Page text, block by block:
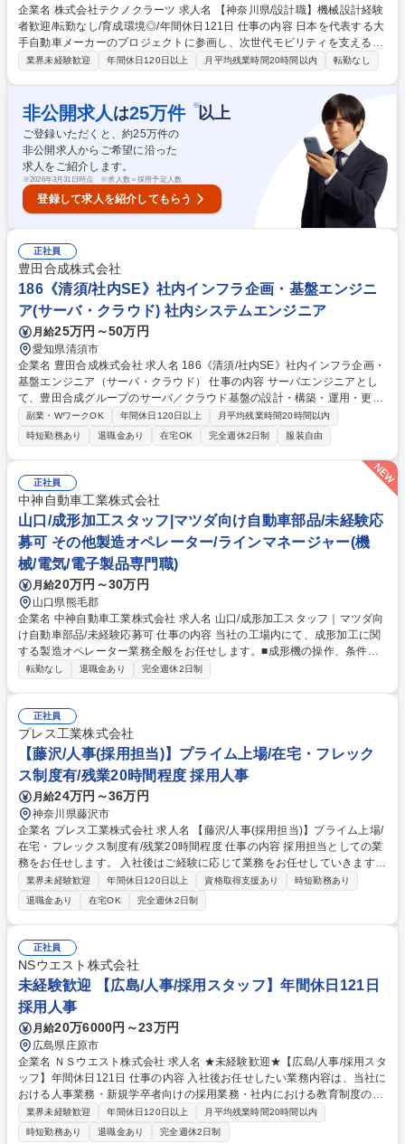
企業名 株式会社テクノクラーツ 求人名 【神奈川県/設計職】機械設計経験
者歓迎/転勤なし/育成環境◎/年間休日121日 仕事の内容 日本を代表する大
手自動車メーカーのプロジェクトに参画し、次世代モビリティを支える自
動車部品の設計開発、またはソフトウェア設計をお任せします。ご経験を
体・機構設計）：ドア/エンジン/ボディ周辺などの構想設計～詳細設計※
使用ツール：NX、CATIA V5など（イチからの設計） ■ソフトウェア・制
御設計：車載ソフトウェアの仕様検討 ・サプライヤーが作成した仕様書の
レビュー、評価、品質チェック ■CAE解析：衝突シミュレーションや強度
解析を用いた問題点の抽出 ・設計部門へのフィードバックや改善提案 募
集職種 【神奈川県/設計職】機械設計経験者歓迎/転勤なし/育成環境◎/年間
休日121日
業界未経験歓迎 年間休日120日以上 月平均残業時間20時間以内 転勤なし
非公開求人 は25万件 ※以上
ご登録いただくと、約25万件の
非公開求人からご希望に沿った
求人をご紹介します。
※2026年3月31日時点 ※求人数＝採用予定人数
登録して求人を紹介してもらう
正社員
豊田合成株式会社
186《清須/社内SE》社内インフラ企画・基盤エンジニ
ア(サーバ・クラウド) 社内システムエンジニア
月給25万円～50万円
愛知県清須市
企業名 豊田合成株式会社 求人名 186《清須/社内SE》社内インフラ企画・
基盤エンジニア（サーバ・クラウド） 仕事の内容 サーバエンジニアとし
て、豊田合成グループのサーバ／クラウド基盤の設計・構築・運用・更改
をお任せします。部内は約4割が中途入社者であり、中途入社者であるこ
とのハンディキャップはありません。 【詳細】オンプレミスおよびクラウ
ド（IaaS／PaaS）環境において、業務要件・非機能要件（性能、可用
性、セキュリティ等）を踏まえたサーバ資源・アーキテクチャ・テクノロ
ジーの選定、運用を見据えた設計（運用設計・監視・バックアップ・障害
対応方針）稼働中システムの安定運用、改善、ライフサイクル管理（更改
対応）を一貫して推進。将来的にクラウド活用の高度化や基盤標準化、セ
キュリティ強化にも携われます。 募集職種 186《清須/社内SE》社内イン
フラ企画・基盤エンジニア（サーバ・クラウド）
副業・WワークOK 年間休日120日以上
月平均残業時間20時間以内
時短勤務あり
退職金あり 在宅OK 完全週休2日制 服装自由
正社員
中神自動車工業株式会社
山口/成形加工スタッフ|マツダ向け自動車部品/未経験応
募可 その他製造オペレーター/ラインマネージャー(機
械/電気/電子製品専門職)
月給20万円～30万円
山口県熊毛郡
企業名 中神自動車工業株式会社 求人名 山口/成形加工スタッフ｜マツダ向
け自動車部品/未経験応募可 仕事の内容 当社の工場内にて、成形加工に関
する製造オペレーター業務全般をお任せします。■成形機の操作、条件出
し、金型の交換作業■製品の目視検査による品質管理、品質保証サポート■
と、機械の操作方法や品質管理の基礎から学んでいただきます。ゆくゆく
はラインマネージャーや生産技術へのキャリアアップも可能です。 ※2交
替制（夜勤あり）での勤務。夜勤時は17:20～2:20の勤務となります。
【業務内容の変更範囲】当社の指定する業務 募集職種 山口/成形加工スタ
ッフ｜マツダ向け自動車部品/未経験応募可
転勤なし 退職金あり 完全週休2日制
正社員
プレス工業株式会社
【藤沢/人事(採用担当)】プライム上場/在宅・フレック
ス制度有/残業20時間程度 採用人事
月給24万円～36万円
神奈川県藤沢市
企業名 プレス工業株式会社 求人名 【藤沢/人事(採用担当)】プライム上場/
在宅・フレックス制度有/残業20時間程度 仕事の内容 採用担当としての業
務をお任せします。 入社後はご経験に応じて業務をお任せしていきます
が、徐々に業務の幅を広げていただくことを期待しています。 【詳細】 ■
新卒・中途の面接対応、資料作成、日程調整：新卒対応（説明会や学校訪
問等）/中途対応（エージェントとのやりとり等） ■採用サイトの運営：候
補者の管理、メール配信、イベント参加関連 ■採用計画の立案・実行 【変
更範囲】当社業務全般 募集職種 【藤沢/人事(採用担当)】プライム上場/在
宅・フレックス制度有/残業20時間程度
業界未経験歓迎 年間休日120日以上 資格取得支援あり
時短勤務あり
退職金あり
在宅OK 完全週休2日制
正社員
NSウエスト株式会社
未経験歓迎 【広島/人事/採用スタッフ】年間休日121日
採用人事
月給20万6000円～23万円
広島県庄原市
企業名 ＮＳウエスト株式会社 求人名 ★未経験歓迎★【広島/人事/採用スタ
ッフ】年間休日121日 仕事の内容 入社後お任せしたい業務内容は、当社に
おける人事業務・新規学卒者向けの採用業務・社内における教育制度の運
営に関する業務をお任せいたします。 【研修期間・独り立ち期間】OJT形
式で業務を習得、独り立ちには1年が目安ですが、完全に一人になること
業界未経験歓迎 年間休日120日以上
月平均残業時間20時間以内
時短勤務あり
退職金あり 完全週休2日制